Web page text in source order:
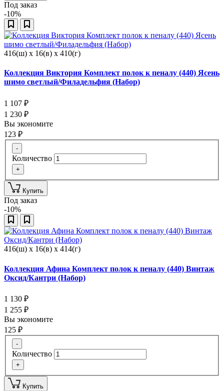
Под заказ
-10%
416(ш) x 16(в) x 410(г)
Коллекция Виктория Комплект полок к пеналу (440) Ясень
шимо светлый/Филадельфия (Набор)
1 107 ₽
1 230 ₽
Вы экономите
123 ₽
-
Количество
+
Купить
Под заказ
-10%
416(ш) x 16(в) x 414(г)
Коллекция Афина Комплект полок к пеналу (440) Винтаж
Оксид/Кантри (Набор)
1 130 ₽
1 255 ₽
Вы экономите
125 ₽
-
Количество
+
Купить